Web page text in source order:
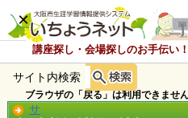
講座探し・会場探しのお手伝い！
×
ホ
ー
ム
サイト内検索
サ
ブラウザの「戻る」は利用できませ